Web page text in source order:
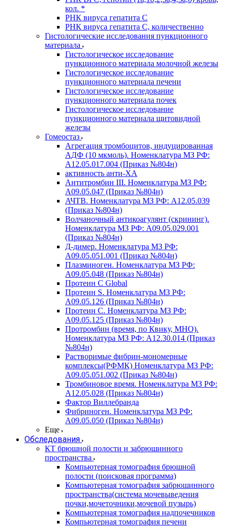
кол. *
РНК вируса гепатита C
РНК вируса гепатита C, количественно
Гистологические исследования пункционного
материала
Гистологическое исследование
пункционного материала молочной железы
Гистологическое исследование
пункционного материала печени
Гистологическое исследование
пункционного материала почек
Гистологическое исследование
пункционного материала щитовидной
железы
Гомеостаз
Агрегация тромбоцитов, индуцированная
АДФ (10 мкмоль). Номенклатура МЗ РФ:
A12.05.017.004 (Приказ №804н)
активность анти-ХА
Антитромбин III. Номенклатура МЗ РФ:
A09.05.047 (Приказ №804н)
АЧТВ. Номенклатура МЗ РФ: A12.05.039
(Приказ №804н)
Волчаночный антикоагулянт (скрининг).
Номенклатура МЗ РФ: A09.05.029.001
(Приказ №804н)
Д-димер. Номенклатура МЗ РФ:
A09.05.051.001 (Приказ №804н)
Плазминоген. Номенклатура МЗ РФ:
A09.05.048 (Приказ №804н)
Протеин C Global
Протеин S. Номенклатура МЗ РФ:
A09.05.126 (Приказ №804н)
Протеин С. Номенклатура МЗ РФ:
A09.05.125 (Приказ №804н)
Протромбин (время, по Квику, МНО).
Номенклатура МЗ РФ: A12.30.014 (Приказ
№804н)
Растворимые фибрин-мономерные
комплексы(РФМК) Номенклатура МЗ РФ:
A09.05.051.002 (Приказ №804н)
Тромбиновое время. Номенклатура МЗ РФ:
A12.05.028 (Приказ №804н)
Фактор Виллебранда
Фибриноген. Номенклатура МЗ РФ:
A09.05.050 (Приказ №804н)
Еще
Обследования
КТ брюшной полости и забрюшинного
пространства
Компьютерная томография брюшной
полости (поисковая программа)
Компьютерная томография забрюшинного
пространства(система мочевыведения
почки,мочеточники,мочевой пузырь)
Компьютерная томография надпочечников
Компьютерная томография печени